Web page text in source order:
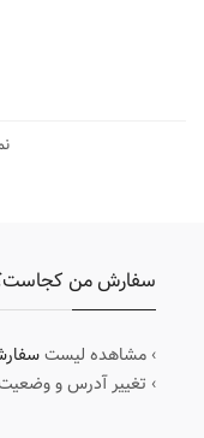
سفارش من
› مشاهده لیست
› تغییر آدرس و